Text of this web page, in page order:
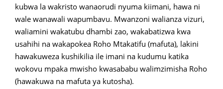
kubwa la wakristo wanaorudi nyuma kiimani, hawa ni
wale wanawali wapumbavu. Mwanzoni walianza vizuri,
waliamini wakatubu dhambi zao, wakabatizwa kwa
usahihi na wakapokea Roho Mtakatifu (mafuta), lakini
hawakuweza kushikilia ile imani na kudumu katika
wokovu mpaka mwisho kwasababu walimzimisha Roho
(hawakuwa na mafuta ya kutosha).